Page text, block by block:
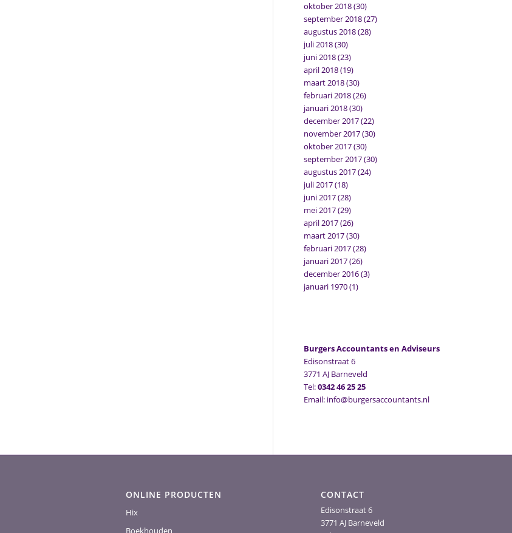
oktober 2018(30)
september 2018(27)
augustus 2018(28)
juli 2018(30)
juni 2018(23)
april 2018(19)
maart 2018(30)
februari 2018(26)
januari 2018(30)
december 2017(22)
november 2017(30)
oktober 2017(30)
september 2017(30)
augustus 2017(24)
juli 2017(18)
juni 2017(28)
mei 2017(29)
april 2017(26)
maart 2017(30)
februari 2017(28)
januari 2017(26)
december 2016(3)
januari 1970(1)
Burgers Accountants en Adviseurs
Edisonstraat 6
3771 AJ Barneveld
Tel:0342 46 25 25
Email: info@burgersaccountants.nl
ONLINE PRODUCTEN
Hix
Boekhouden
CONTACT
Edisonstraat 6
3771 AJ Barneveld